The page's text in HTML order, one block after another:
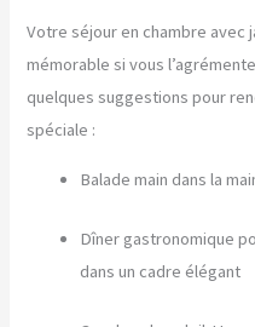
Votre séjour en chambre avec
mémorable si vous
quelques suggestions pour
spéciale :
Balade main dans la
Dîner gastronomique
dans un cadre élégant